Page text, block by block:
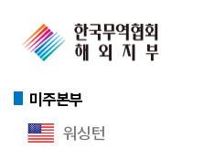
미주본부
워싱턴